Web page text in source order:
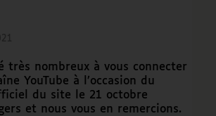
très nombreux à vous connecter
YouTube à l’occasion du
du site le 21 octobre
et nous vous en remercions.